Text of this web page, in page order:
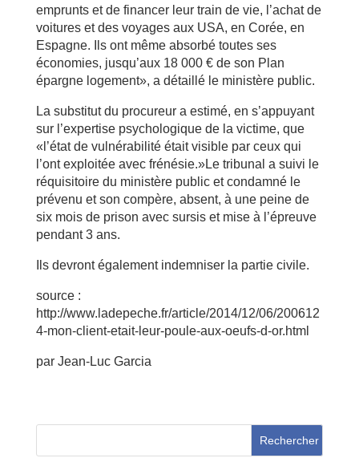
emprunts et de financer leur train de vie, l’achat de
voitures et des voyages aux USA, en Corée, en
Espagne. Ils ont même absorbé toutes ses
économies, jusqu’aux 18 000 € de son Plan
épargne logement», a détaillé le ministère public.
La substitut du procureur a estimé, en s’appuyant
sur l’expertise psychologique de la victime, que
«l’état de vulnérabilité était visible par ceux qui
l’ont exploitée avec frénésie.»Le tribunal a suivi le
réquisitoire du ministère public et condamné le
prévenu et son compère, absent, à une peine de
six mois de prison avec sursis et mise à l’épreuve
pendant 3 ans.
Ils devront également indemniser la partie civile.
source :
http://www.ladepeche.fr/article/2014/12/06/200612
4-mon-client-etait-leur-poule-aux-oeufs-d-or.html
par Jean-Luc Garcia